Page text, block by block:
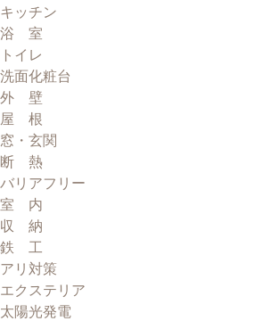
キッチン
浴 室
トイレ
洗面化粧台
外 壁
屋 根
窓・玄関
断 熱
バリアフリー
室 内
収 納
鉄 工
アリ対策
エクステリア
太陽光発電